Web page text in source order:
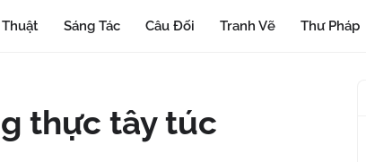
Sáng Tác Câu Đối Tranh Vẽ Thư Pháp
thực tây túc